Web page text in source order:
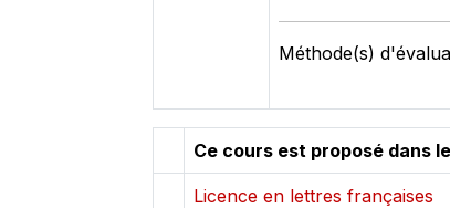
Méthode(s)
Ce cours est proposé dans
Licence en lettres françaises